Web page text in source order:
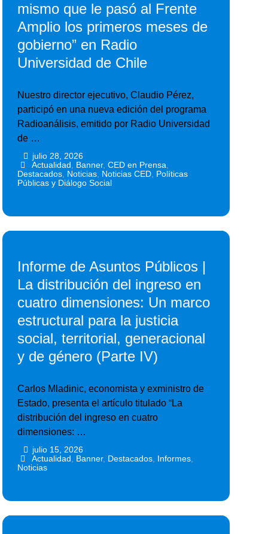
mismo que le pasó al Frente
Amplio los primeros meses de
gobierno” en Radio
Universidad de Chile
Nuestro director ejecutivo, Claudio Pérez,
participó en una nueva edición del programa
Radioanálisis, emitido por Radio Universidad
de …
julio 28, 2026
Actualidad Banner, CED en Prensa
Destacados Noticias Noticias CED Políticas
Públicas y Diálogo Social
Informe de Asuntos Públicos |
La distribución del ingreso en
cuatro dimensiones: Un marco
estructural para la justicia
social, territorial, generacional
y de género (Parte IV)
Carlos Mladinic, economista y exministro de
Estado, presenta el artículo titulado “La
distribución del ingreso en cuatro
dimensiones: …
julio 15, 2026
Actualidad Banner, Destacados, Informes,
Noticias